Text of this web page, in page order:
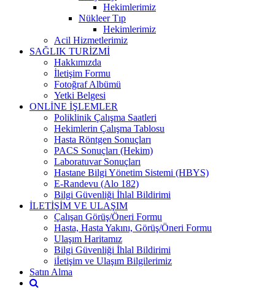
Hekimlerimiz
Nükleer Tıp
Hekimlerimiz
Acil Hizmetlerimiz
SAĞLIK TURİZMİ
Hakkımızda
İletişim Formu
Fotoğraf Albümü
Yetki Belgesi
ONLİNE İŞLEMLER
Poliklinik Çalışma Saatleri
Hekimlerin Çalışma Tablosu
Hasta Röntgen Sonuçları
PACS Sonuçları (Hekim)
Laboratuvar Sonuçları
Hastane Bilgi Yönetim Sistemi (HBYS)
E-Randevu (Alo 182)
Bilgi Güvenliği İhlal Bildirimi
İLETİŞİM VE ULAŞIM
Çalışan Görüş/Öneri Formu
Hasta, Hasta Yakını, Görüş/Öneri Formu
Ulaşım Haritamız
Bilgi Güvenliği İhlal Bildirimi
iİetişim ve Ulaşım Bilgilerimiz
Satın Alma